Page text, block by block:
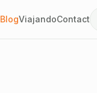
BlogViajandoContact